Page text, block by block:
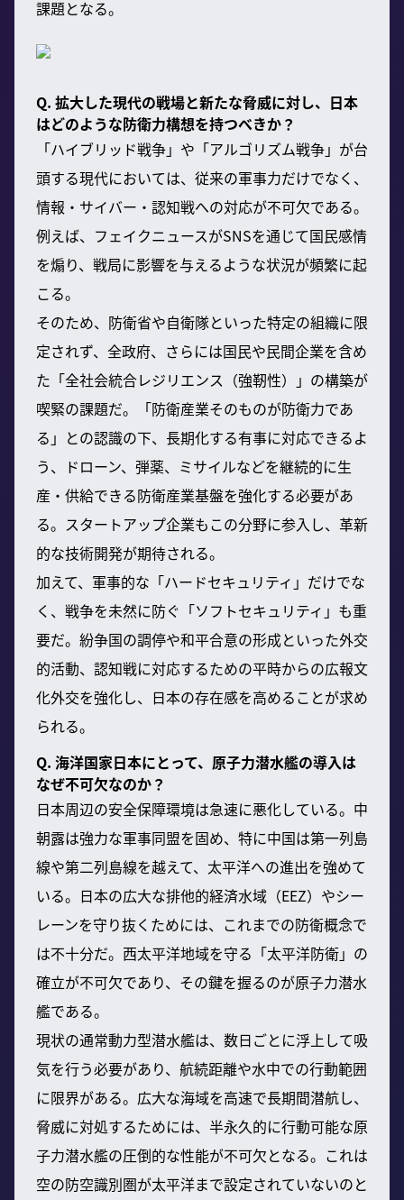
課題となる。
Q. 拡大した現代の戦場と新たな脅威に対し、日本
はどのような防衛力構想を持つべきか？
「ハイブリッド戦争」や「アルゴリズム戦争」が台
頭する現代においては、従来の軍事力だけでなく、
情報・サイバー・認知戦への対応が不可欠である。
例えば、フェイクニュースがSNSを通じて国民感情
を煽り、戦局に影響を与えるような状況が頻繁に起
こる。
そのため、防衛省や自衛隊といった特定の組織に限
定されず、全政府、さらには国民や民間企業を含め
た「全社会統合レジリエンス（強靭性）」の構築が
喫緊の課題だ。「防衛産業そのものが防衛力であ
る」との認識の下、長期化する有事に対応できるよ
う、ドローン、弾薬、ミサイルなどを継続的に生
産・供給できる防衛産業基盤を強化する必要があ
る。スタートアップ企業もこの分野に参入し、革新
的な技術開発が期待される。
加えて、軍事的な「ハードセキュリティ」だけでな
く、戦争を未然に防ぐ「ソフトセキュリティ」も重
要だ。紛争国の調停や和平合意の形成といった外交
的活動、認知戦に対応するための平時からの広報文
化外交を強化し、日本の存在感を高めることが求め
られる。
Q. 海洋国家日本にとって、原子力潜水艦の導入は
なぜ不可欠なのか？
日本周辺の安全保障環境は急速に悪化している。中
朝露は強力な軍事同盟を固め、特に中国は第一列島
線や第二列島線を越えて、太平洋への進出を強めて
いる。日本の広大な排他的経済水域（EEZ）やシー
レーンを守り抜くためには、これまでの防衛概念で
は不十分だ。西太平洋地域を守る「太平洋防衛」の
確立が不可欠であり、その鍵を握るのが原子力潜水
艦である。
現状の通常動力型潜水艦は、数日ごとに浮上して吸
気を行う必要があり、航続距離や水中での行動範囲
に限界がある。広大な海域を高速で長期間潜航し、
脅威に対処するためには、半永久的に行動可能な原
子力潜水艦の圧倒的な性能が不可欠となる。これは
空の防空識別圏が太平洋まで設定されていないのと